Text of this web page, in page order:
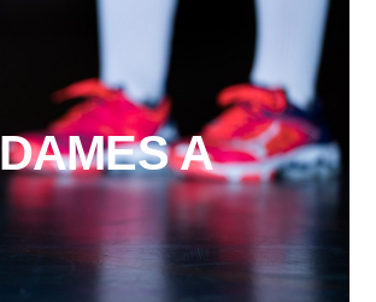
DAMES A